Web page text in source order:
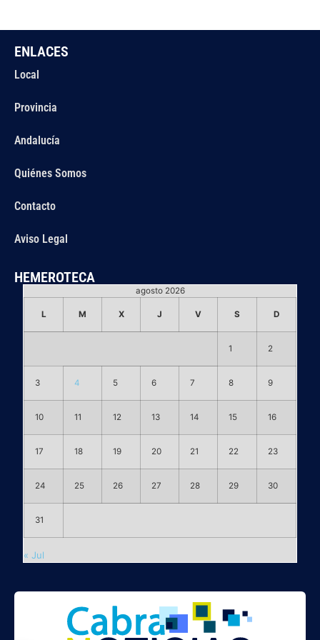
ENLACES
Local
Provincia
Andalucía
Quiénes Somos
Contacto
Aviso Legal
HEMEROTECA
agosto 2026
L M X J V S D
1 2
3 4 5 6 7 8 9
10 11 12 13 14 15 16
17 18 19 20 21 22 23
24 25 26 27 28 29 30
31
« Jul